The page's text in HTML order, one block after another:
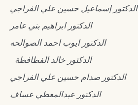
الدكتور إسماعيل حسين علي الفراجي
الدكتور ابراهيم بني عامر
الدكتور ايوب احمد الصوالحه
الدكتور خالد الفطافطة
الدكتور صدام حسين علي الفراجي
الدكتور عبدالمعطي عساف